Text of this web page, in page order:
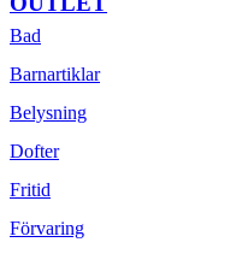
Bad
Barnartiklar
Belysning
Dofter
Fritid
Förvaring